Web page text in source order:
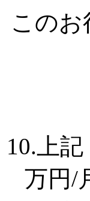
この
10.上
万円/